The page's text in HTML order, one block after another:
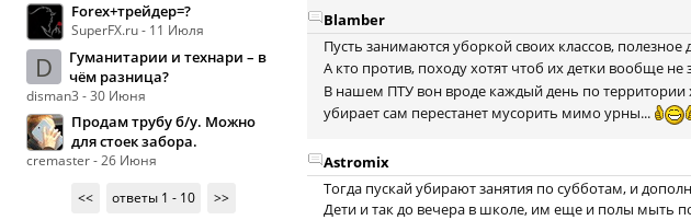
Forex+трейдер=?
SuperFX.ru - 11 Июля
D
Гуманитарии и технари – в
чём разница?
disman3 - 30 Июня
Продам трубу б/у. Можно
для стоек забора.
cremaster - 26 Июня
<<
ответы 1 - 10 >>
Blamber
Пусть занимаются уборкой своих классов,
А кто против, походу хотят чтоб их детки вообще
В нашем ПТУ вон вроде каждый день по
убирает сам перестанет мусорить мимо урны...
Astromix
Тогда пускай убирают занятия по субботам, и
Дети и так до вечера в школе, им еще и полы мыть